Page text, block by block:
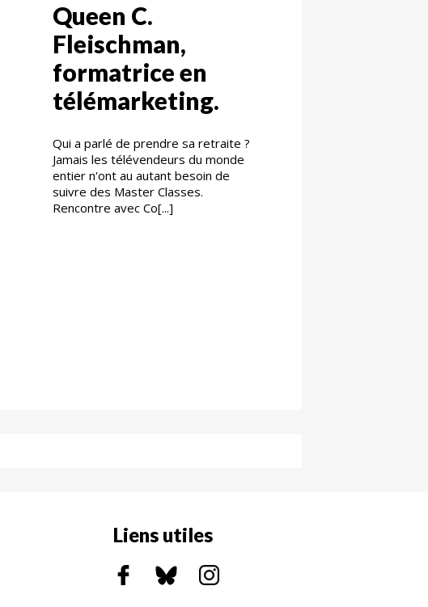
Queen C.
Fleischman,
formatrice en
télémarketing.
Qui a parlé de prendre sa retraite ?
Jamais les télévendeurs du monde
entier n'ont au autant besoin de
suivre des Master Classes.
Rencontre avec Co[...]
Liens utiles